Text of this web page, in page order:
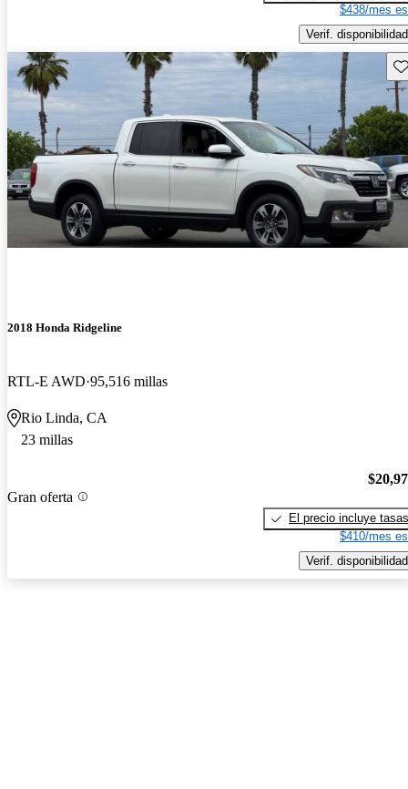
$438/mes
Verif. disponibilidad
2018 Honda Ridgeline
RTL-E AWD 95,516 millas
Rio Linda, CA
23 millas
Gran oferta
El precio incluye tasas
$410/mes
Verif. disponibilidad